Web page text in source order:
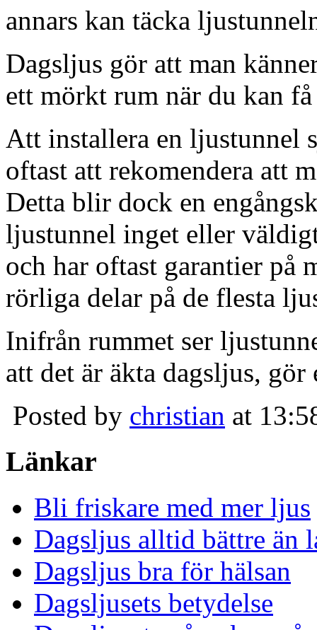
annars kan täcka
Dagsljus gör att man
ett mörkt rum när du kan
Att installera en ljustunnel
oftast att rekomendera att
Detta blir dock en
ljustunnel inget eller
och har oftast garantier på
rörliga delar på de flesta
Inifrån rummet ser
att det är äkta dagsljus,
Posted by christian at
Länkar
Bli friskare med mer ljus
Dagsljus alltid bättre än
Dagsljus bra för hälsan
Dagsljusets betydelse